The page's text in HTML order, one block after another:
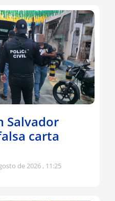
Salvador
carta
de 2026 11:25